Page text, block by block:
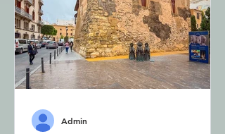
más larga. Además, tanto el paseo
como la playa se han vuelto más
amplios. Playa de Bol ha vuelto a ser
una auténti
Admin